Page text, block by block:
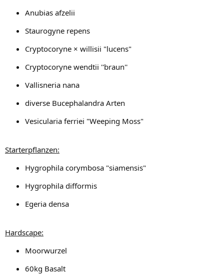
Anubias afzelii
Staurogyne repens
Cryptocoryne × willisii "lucens"
Cryptocoryne wendtii ''braun''
Vallisneria nana
diverse Bucephalandra Arten
Vesicularia ferriei "Weeping Moss"
Starterpflanzen:
Hygrophila corymbosa "siamensis"
Hygrophila difformis
Egeria densa
Hardscape:
Moorwurzel
60kg Basalt